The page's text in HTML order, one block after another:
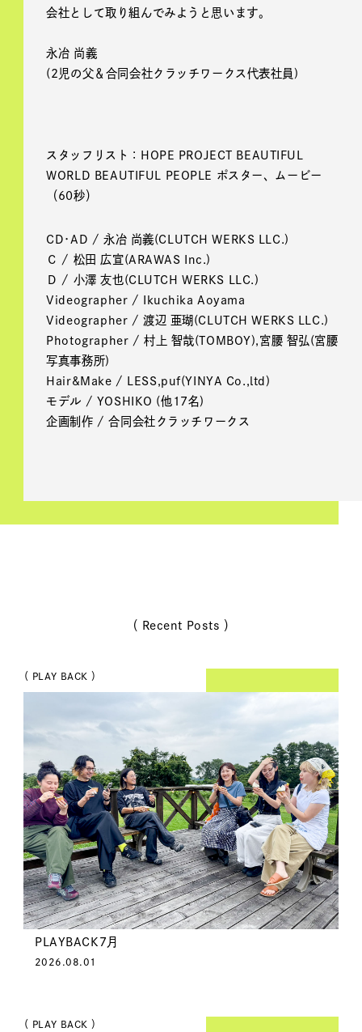
会社として取り組んでみようと思います。
永冶 尚義
(2児の父＆合同会社クラッチワークス代表社員)
スタッフリスト：HOPE PROJECT BEAUTIFUL
WORLD BEAUTIFUL PEOPLE ポスター、ムービー
（60秒）
CD･AD / 永冶 尚義(CLUTCH WERKS LLC.)
Ｃ / 松田 広宣(ARAWAS Inc.)
Ｄ / 小澤 友也(CLUTCH WERKS LLC.)
Videographer / Ikuchika Aoyama
Videographer / 渡辺 亜瑚(CLUTCH WERKS LLC.)
Photographer / 村上 智哉(TOMBOY),宮腰 智弘(宮腰
写真事務所)
Hair&Make / LESS,puf(YINYA Co.,ltd)
モデル / YOSHIKO (他17名)
企画制作 / 合同会社クラッチワークス
（ Recent Posts ）
（ PLAY BACK ）
PLAYBACK7月
2026.08.01
（ PLAY BACK ）